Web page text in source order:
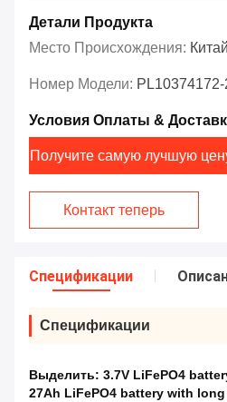
Детали Продукта
Место Происхождения: Китай
Номер Модели:
Условия Оплаты &
Получите самую лучшую
Контакт теперь
Спецификации
Спецификации
Выделить: 3.7V LiFePO4
27Ah LiFePO4 battery with